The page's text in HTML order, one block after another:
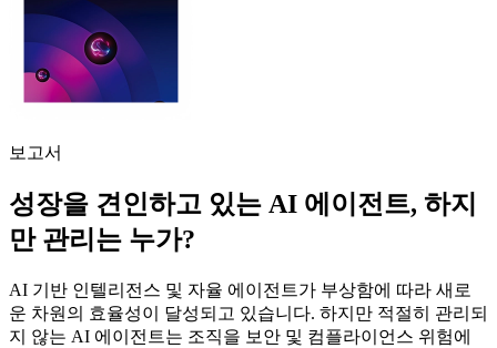
보고서
성장을 견인하고 있는 AI 에이전트, 하지
만 관리는 누가?
AI 기반 인텔리전스 및 자율 에이전트가 부상함에 따라 새로
운 차원의 효율성이 달성되고 있습니다. 하지만 적절히 관리되
지 않는 AI 에이전트는 조직을 보안 및 컴플라이언스 위험에